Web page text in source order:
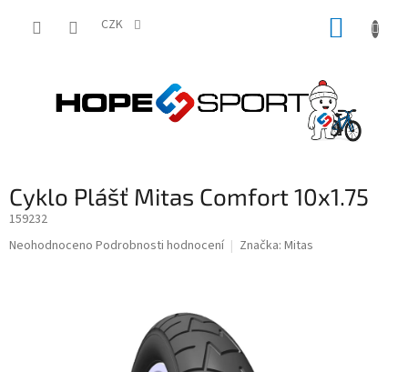
CZK
Cyklo Plášť Mitas Comfort 10x1.75
159232
Průměrné
Neohodnoceno Podrobnosti hodnocení Značka: Mitas